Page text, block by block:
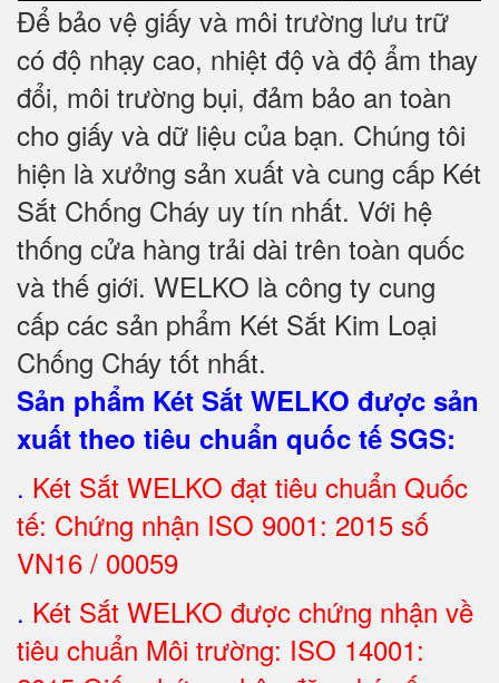
Để bảo vệ giấy và môi trường lưu trữ
có độ nhạy cao, nhiệt độ và độ ẩm thay
đổi, môi trường bụi, đảm bảo an toàn
cho giấy và dữ liệu của bạn. Chúng tôi
hiện là xưởng sản xuất và cung cấp Két
Sắt Chống Cháy uy tín nhất. Với hệ
thống cửa hàng trải dài trên toàn quốc
và thế giới. WELKO là công ty cung
cấp các sản phẩm Két Sắt Kim Loại
Chống Cháy tốt nhất.
Sản phẩm Két Sắt WELKO được sản
xuất theo tiêu chuẩn quốc tế SGS:
. Két Sắt WELKO đạt tiêu chuẩn Quốc
tế: Chứng nhận ISO 9001: 2015 số
VN16 / 00059
. Két Sắt WELKO được chứng nhận về
tiêu chuẩn Môi trường: ISO 14001: